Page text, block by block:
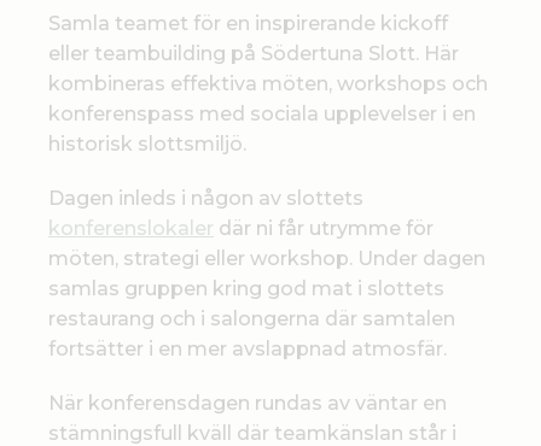
Samla teamet för en inspirerande kickoff
eller teambuilding på Södertuna Slott. Här
kombineras effektiva möten, workshops och
konferenspass med sociala upplevelser i en
historisk slottsmiljö.
Dagen inleds i någon av slottets
konferenslokaler där ni får utrymme för
möten, strategi eller workshop. Under dagen
samlas gruppen kring god mat i slottets
restaurang och i salongerna där samtalen
fortsätter i en mer avslappnad atmosfär.
När konferensdagen rundas av väntar en
stämningsfull kväll där teamkänslan står i